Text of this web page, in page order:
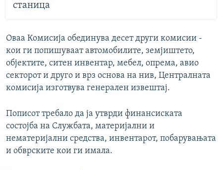
станица
Оваа Комисија обединува десет други комисии -
кои ги попишуваат автомобилите, земјиштето,
објектите, ситен инвентар, мебел, опрема, авио
секторот и друго и врз основа на нив, Централната
комисија изготвува генерален извештај.
Пописот требало да ја утврди финансиската
состојба на Службата, материјални и
нематеријални средства, инвентарот, побарувањата
и обврските кои ги имала.